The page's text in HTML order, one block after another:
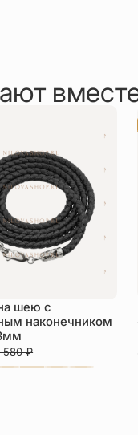
шею с
наконечником
580₽